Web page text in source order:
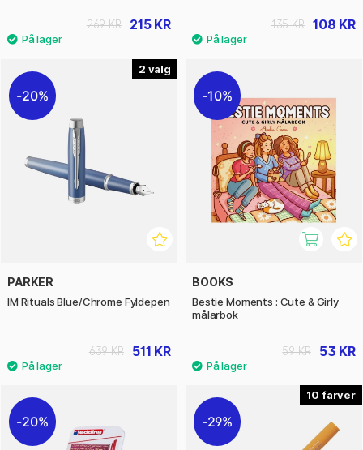
215 KR
269 KR 108 KR
135 KR
2
20%
PARKER
IM Rituals Blue/Chrome Fyldepen
511 KR
639 KR
10%
BOOKS
Bestie Moments : Cute & Girly
målarbok
53 KR
59 KR
20%
10
29%